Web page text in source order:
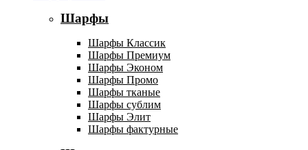
Шарфы
Шарфы Классик
Шарфы Премиум
Шарфы Эконом
Шарфы Промо
Шарфы тканые
Шарфы сублим
Шарфы Элит
Шарфы фактурные